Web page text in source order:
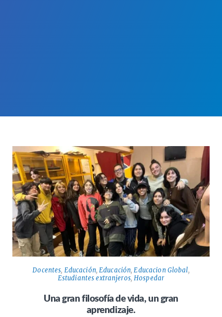
Docentes, Educación,Educación,Educacion Global,
Estudiantes extranjeros,Hospedar
Una gran filosofía de vida, un gran
aprendizaje.